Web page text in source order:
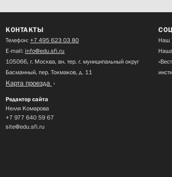
КОНТАКТЫ
Телефон: +7 495 623 03 80
E-mail: info@edu.sfi.ru
105066, г. Москва, вн. тер. г. муниципальный округ
Басманный, пер. Токмаков, д. 11
Карта проезда
Редактор сайта
Нелля Комарова
+7 977 640 59 67
site@edu.sfi.ru
Наш